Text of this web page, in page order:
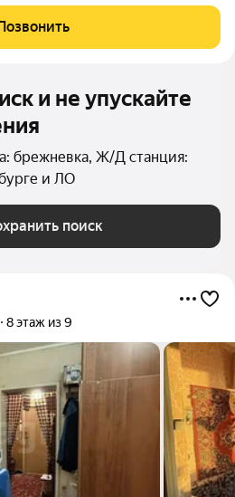
(владение более 3 лет). Дом и
1978
и не упускайте
брежневка, Ж/Д станция:
и ЛО
поиск
8 этаж из 9